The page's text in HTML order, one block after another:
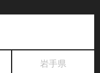
岩手県